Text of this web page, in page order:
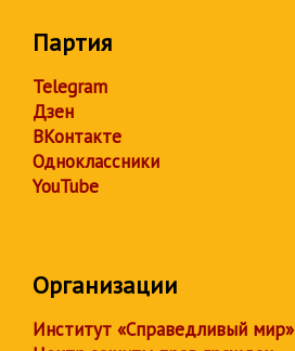
Партия
Telegram
Дзен
ВКонтакте
Одноклассники
YouTube
Организации
Институт «Справедливый мир»